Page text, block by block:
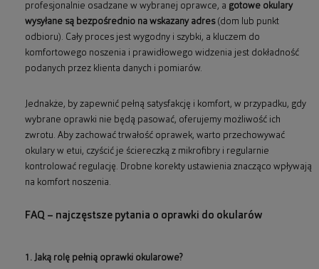
profesjonalnie osadzane w wybranej oprawce, a gotowe okulary
wysyłane są bezpośrednio na wskazany adres(dom lub punkt
odbioru). Cały proces jest wygodny i szybki, a kluczem do
komfortowego noszenia i prawidłowego widzenia jest dokładność
podanych przez klienta danych i pomiarów.
Jednakże, by zapewnić pełną satysfakcję i komfort, w przypadku, gdy
wybrane oprawki nie będą pasować, oferujemy możliwość ich
zwrotu. Aby zachować trwałość oprawek, warto przechowywać
okulary w etui, czyścić je ściereczką z mikrofibry i regularnie
kontrolować regulację. Drobne korekty ustawienia znacząco wpływają
na komfort noszenia.
FAQ – najczęstsze pytania o oprawki do okularów
1. Jaką rolę pełnią oprawki okularowe?